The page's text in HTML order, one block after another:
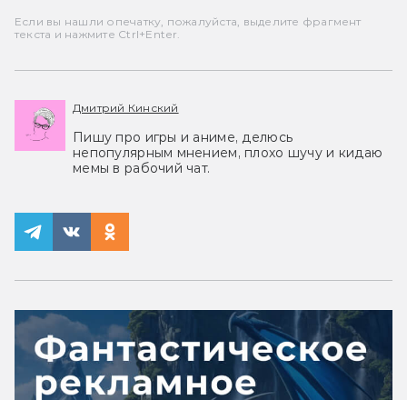
Если вы нашли опечатку, пожалуйста, выделите фрагмент
текста и нажмите Ctrl+Enter.
Дмитрий Кинский
Пишу про игры и аниме, делюсь
непопулярным мнением, плохо шучу и кидаю
мемы в рабочий чат.